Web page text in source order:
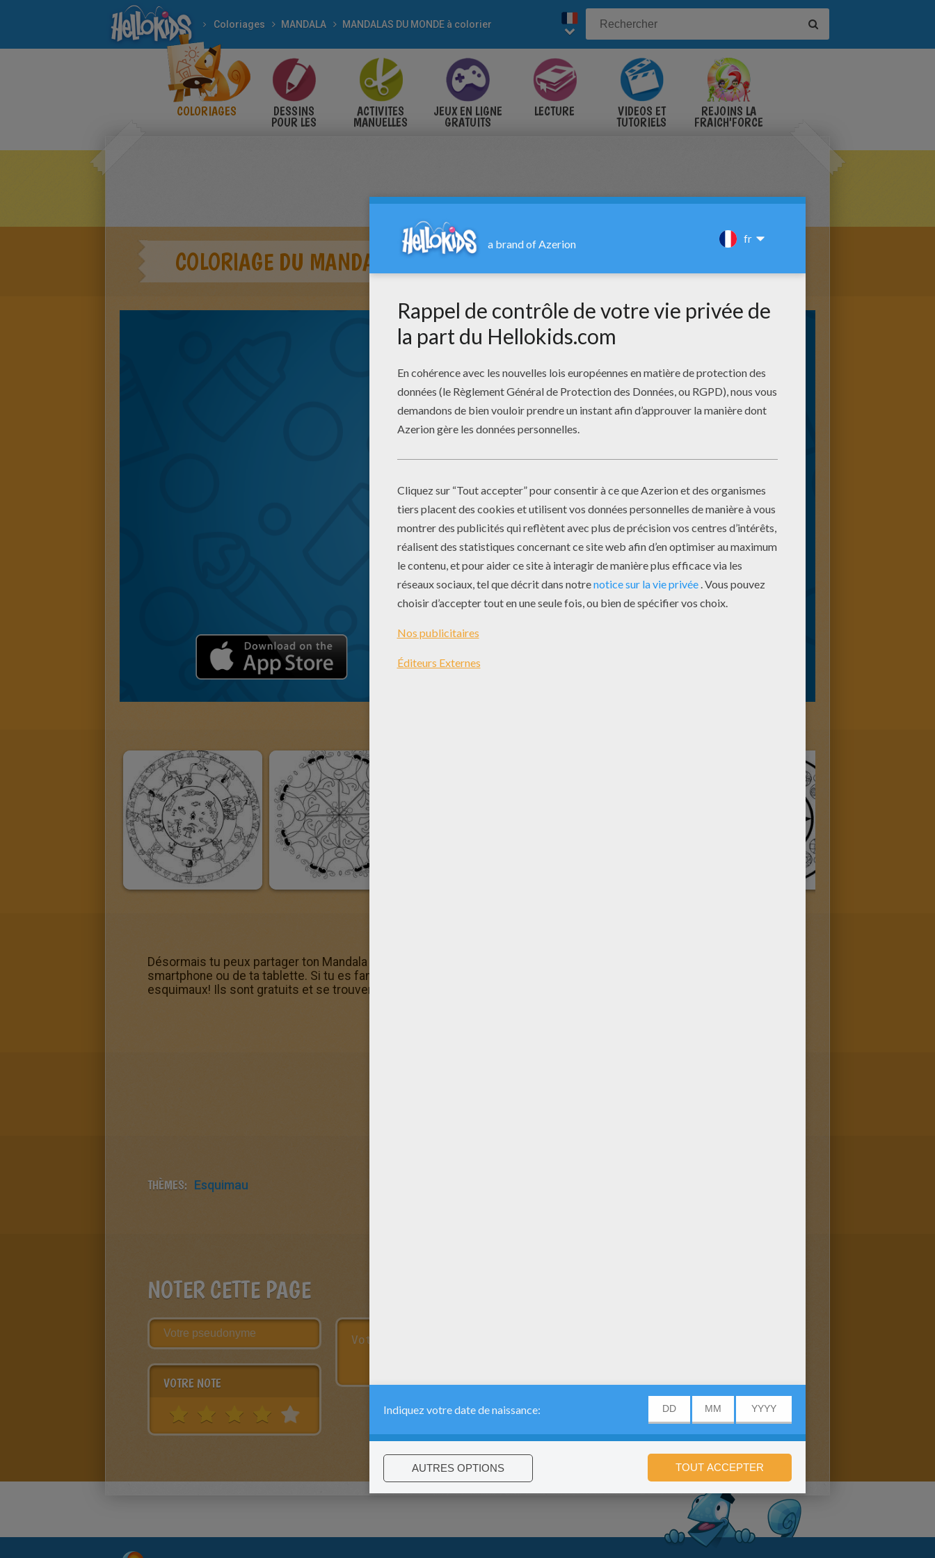
Coloriages MANDALA MANDALAS DU MONDE à colorier
COLORIAGES DESSINS
POUR LES
ACTIVITES
MANUELLES
JEUX EN LIGNE
GRATUITS
LECTURE VIDÉOS ET
TUTORIELS
REJOINS LA
FRAICH'FORCE
COLORIAGE DU MANDALA DES ESQUIMAUX
Désormais tu peux partager ton Mandala Coloriage du mandala des esquimaux en l'envoyant directement de ton
smartphone ou de ta tablette. Si tu es fan de mandalas, tu aimeras surement aussi Mandala Coloriage du mandala des
esquimaux! Ils sont gratuits et se trouvent tous dans la rubrique MANDALAS DU MONDE à colorier
THÈMES: Esquimau
NOTER CETTE PAGE
VOTRE NOTE